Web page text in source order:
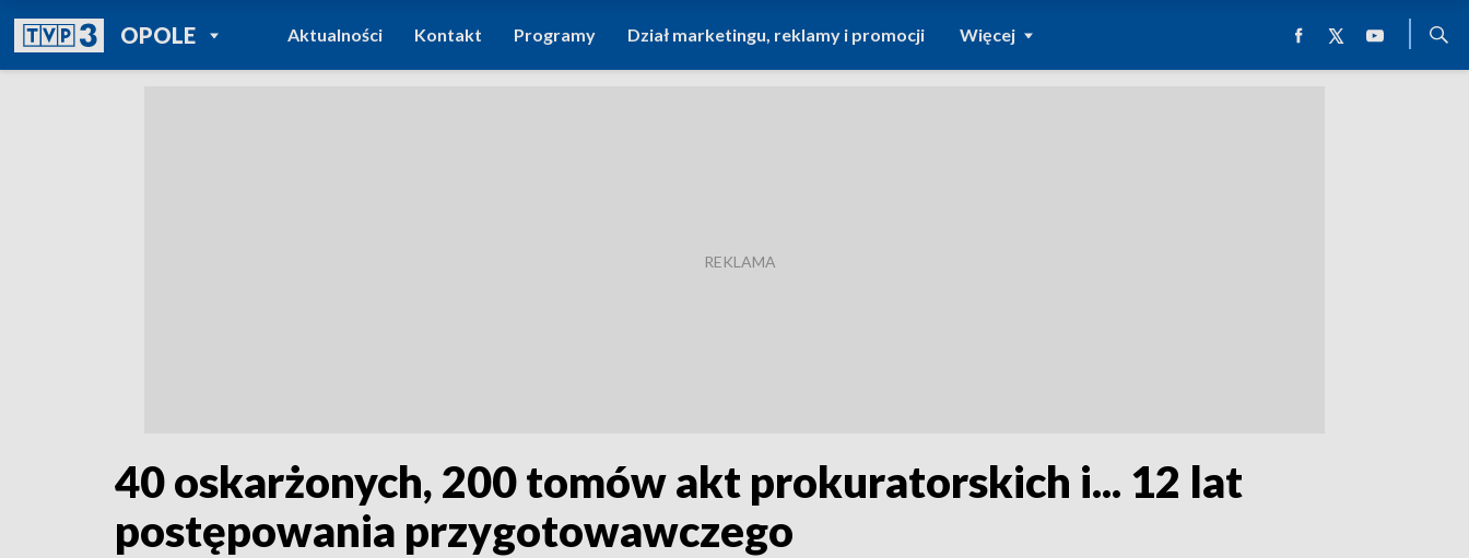
OPOLEPOWRÓT DO
TVP REGIONY
Aktualności Kontakt Programy Dział marketingu, reklamy i promocji Więcej
40 oskarżonych, 200 tomów akt prokuratorskich i... 12 lat
postępowania przygotowawczego